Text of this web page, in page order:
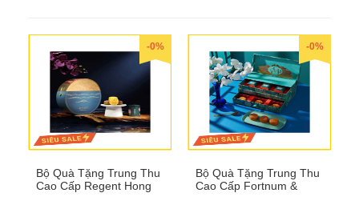
-0%
Bộ Quà Tặng Trung Thu
Cao Cấp Regent Hong
-0%
Bộ Quà Tặng Trung Thu
Cao Cấp Fortnum &